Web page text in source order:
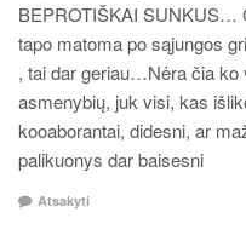
BEPROTIŠKAI SUNKUS…
tapo matoma po sąjungos
, tai dar geriau…Nėra čia ko
asmenybių, juk visi, kas
kooaborantai, didesni, ar
palikuonys dar baisesni
Atsakyti